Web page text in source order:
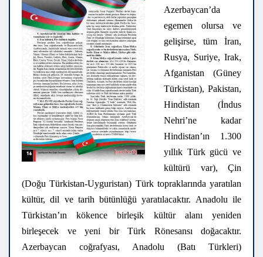
Azerbaycan’da
egemen olursa ve
gelişirse, tüm İran,
Rusya, Suriye, Irak,
Afganistan (Güney
Türkistan), Pakistan,
Hindistan (İndus
Nehri’ne kadar
Hindistan’ın 1.300
yıllık Türk gücü ve
kültürü var), Çin
(Doğu Türkistan-Uyguristan) Türk topraklarında yaratılan
kültür, dil ve tarih bütünlüğü yaratılacaktır. Anadolu ile
Türkistan’ın kökence birleşik kültür alanı yeniden
birleşecek ve yeni bir Türk Rönesansı doğacaktır.
Azerbaycan coğrafyası, Anadolu (Batı Türkleri)